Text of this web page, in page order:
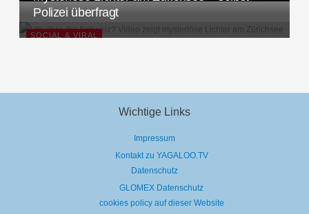
SOCIAL & VIRAL
Polizei überfragt
Wichtige Links
Impressum
Kontakt zu YAGALOO.TV
Datenschutz
GLOMEX Datenschutz
cookies policy auf dieser Website